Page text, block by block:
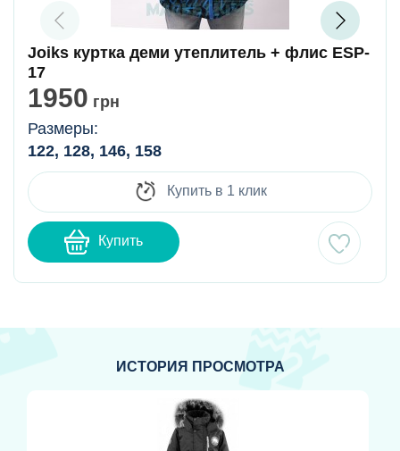
Joiks куртка деми утеплитель + флис ESP-
17
1950 грн
Размеры:
122, 128, 146, 158
Купить в 1 клик
Купить
ИСТОРИЯ ПРОСМОТРА